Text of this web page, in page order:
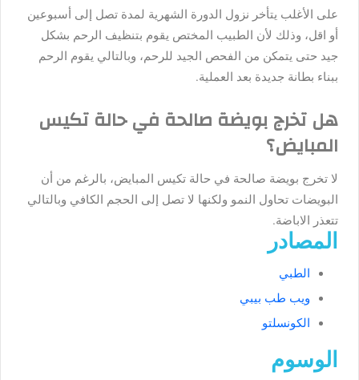
على الأغلب يتأخر نزول الدورة الشهرية لمدة تصل إلى أسبوعين
أو اقل، وذلك لأن الطبيب المختص يقوم بتنظيف الرحم بشكل
جيد حتى يتمكن من الفحص الجيد للرحم، وبالتالي يقوم الرحم
ببناء بطانة جديدة بعد العملية.
هل تخرج بويضة صالحة في حالة تكيس
المبايض؟
لا تخرج بويضة صالحة في حالة تكيس المبايض، بالرغم من أن
البويضات تحاول النمو ولكنها لا تصل إلى الحجم الكافي وبالتالي
تتعذر الاباضة.
المصادر
الطبي
ويب طب بيبي
الكونسلتو
الوسوم